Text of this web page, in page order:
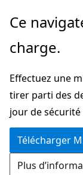
Passer
directement
au
principal
Ce
charge.
Effectuez une
tirer parti des
jour de
Télécharger
Plus